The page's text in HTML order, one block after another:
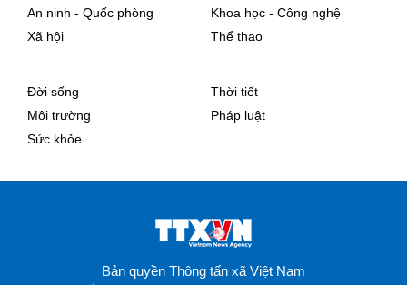
An ninh - Quốc phòng
Xã hội
Khoa học - Công nghệ
Thể thao
Đời sống
Môi trường
Sức khỏe
Thời tiết
Pháp luật
Bản quyền Thông tấn xã Việt Nam